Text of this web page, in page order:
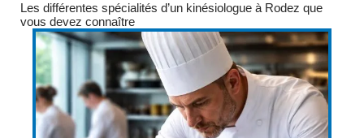
Les différentes spécialités d’un kinésiologue à Rodez que
vous devez connaître